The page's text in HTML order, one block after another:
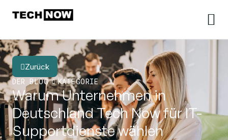
Zurück
DER BLOG
KATEGORIE
Warum Unternehmen in
Deutschland Tech Now für IT-
Supportdienste wählen